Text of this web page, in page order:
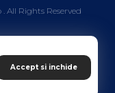
All Rights Reserved
Accept si inchide